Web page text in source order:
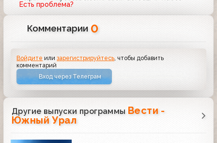
Есть проблема?
Комментарии 0
Войдите илизарегистрируйтесь , чтобы добавить
комментарий
Вход через Телеграм
Другие выпуски программы Вести -
Южный Урал